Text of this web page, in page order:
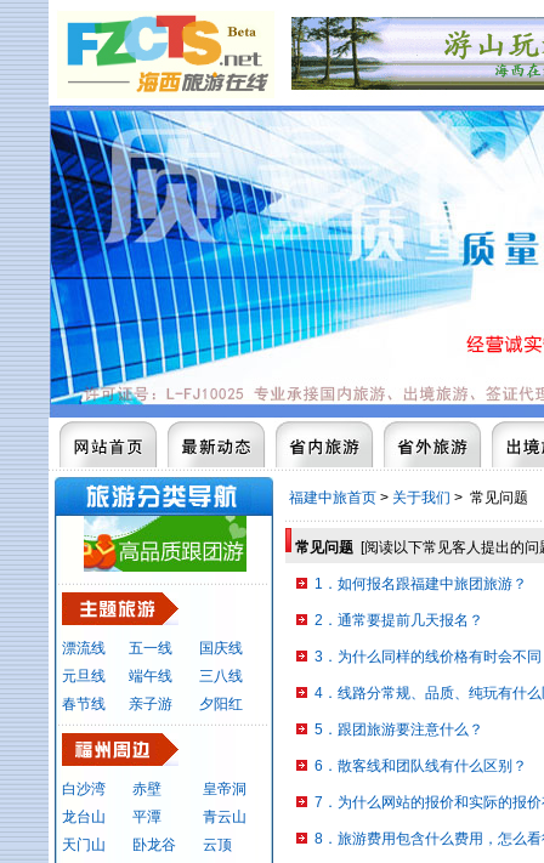
漂流线 五一线
国庆线
元旦线
端午线
三八线
春节线
亲子游 夕阳红
白沙湾 赤壁
皇帝洞
龙台山
平潭
青云山
天门山
卧龙谷
云顶
福建中旅首页> 关于我们 > 常见问题
常见问题 [阅读以下常见客人提出的
1．如何报名跟福建中旅团旅游？
2．通常要提前几天报名？
3．为什么同样的线价格有时会不同
4．线路分常规、品质、纯玩有什
5．跟团旅游要注意什么？
6．散客线和团队线有什么区别？
7．为什么网站的报价和实际的报
8．旅游费用包含什么费用，怎么